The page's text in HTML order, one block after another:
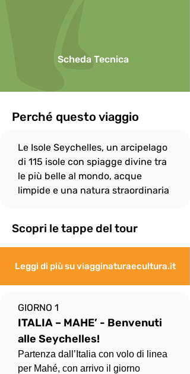
Per questioni di sicurezza l’uso di
"lente" e per questo
necessario, per attendere eventuali
"ritardatari"; ciò non
esenta però i più “pigri” a fare del loro
meglio per non distaccarsi troppo dal
gruppo e rallentare
Scheda Tecnica
Perché questo viaggio
Le Isole Seychelles, un arcipelago
di 115 isole con spiagge divine tra
le più belle al mondo, acque
limpide e una natura straordinaria
Scopri le tappe del tour
Leggi di più su viagginaturaecultura.it
GIORNO 1
ITALIA – MAHE’ - Benvenuti
alle Seychelles!
Partenza dall’Italia con volo di linea
per Mahé, con arrivo il giorno